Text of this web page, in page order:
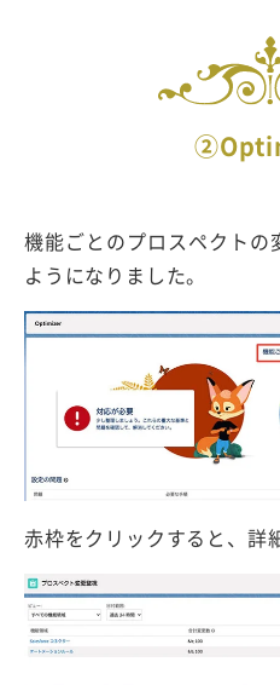
機能ごとのプロスペクトの
ようになりました。
赤枠をクリックすると、詳